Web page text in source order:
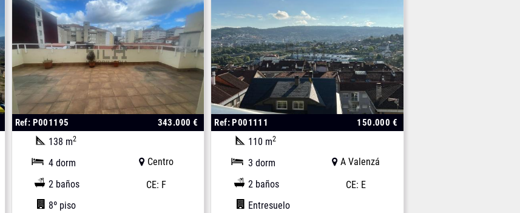
Ref: P001195 343.000 €
138 m2
4 dorm
2 baños
8º piso
Centro
CE: F
Ref: P001111 150.000 €
110 m2
3 dorm
2 baños
Entresuelo
A Valenzá
CE: E